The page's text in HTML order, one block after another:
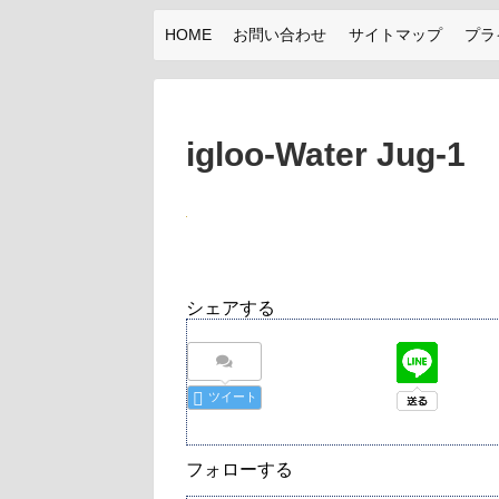
HOME お問い合わせ サイトマップ プ
igloo-Water Jug-1
シェアする
ツイート
フォローする